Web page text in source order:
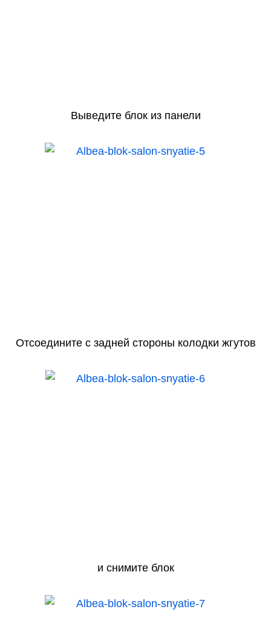
Выведите блок из панели
Отсоедините с задней стороны колодки жгутов
и снимите блок